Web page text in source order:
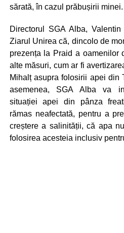
sărată, în cazul prăbușirii minei.
Directorul SGA Alba,
Ziarul Unirea că, dincolo de
prezența la Praid a oamenilor
alte măsuri, cum ar fi
Mihalț asupra folosirii apei din
asemenea, SGA Alba va
situației apei din pânza
rămas neafectată, pentru a
creștere a salinității, că apa
folosirea acesteia inclusiv